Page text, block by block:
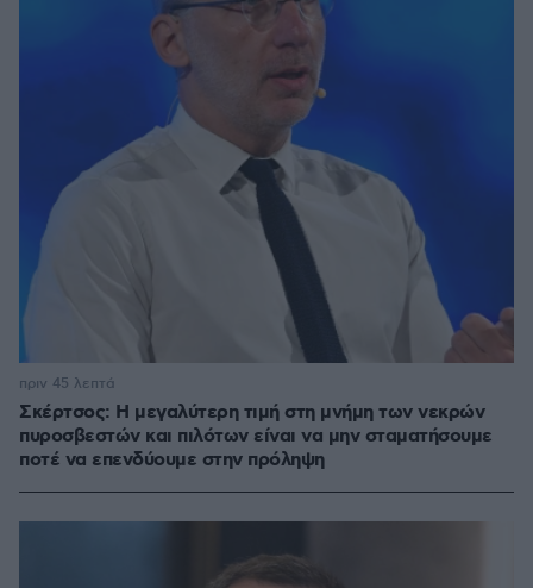
Σκέρτσος: Η μεγαλύτερη τιμή στη μνήμη των νεκρών
πυροσβεστών και πιλότων είναι να μην σταματήσουμε
ποτέ να επενδύουμε στην πρόληψη
πριν 45 λεπτά